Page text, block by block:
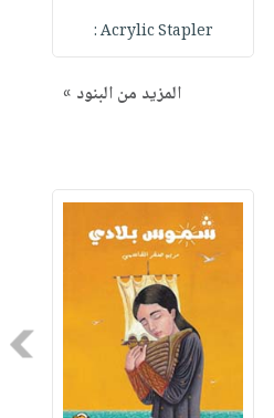
Acrylic Stapler :
المزيد من البنود »